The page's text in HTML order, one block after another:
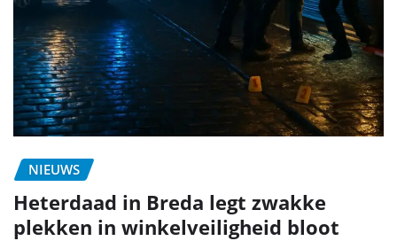
NIEUWS
Heterdaad in Breda legt zwakke
plekken in winkelveiligheid bloot